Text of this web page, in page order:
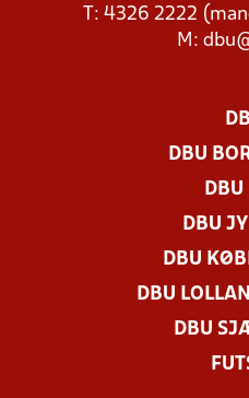
T: 4326 2222
M:
DBU
DBU
DBU
DBU
DBU
DBU